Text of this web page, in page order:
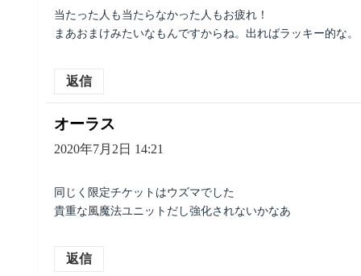
当たった人も当たらなかった人もお疲れ！
まあおまけみたいなもんですからね。出ればラッキー的な。
返信
オーラス
り:
2020年7月2日 14:21
同じく限定チケットはウズマでした
貴重な風魔法ユニットだし強化されないかなあ
返信